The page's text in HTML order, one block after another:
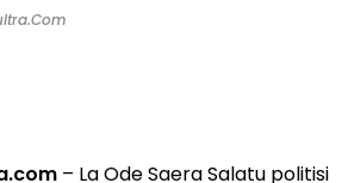
– La Ode Saera Salatu politisi